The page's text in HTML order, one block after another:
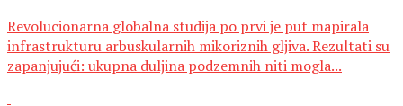
Revolucionarna globalna studija po prvi je put mapirala
infrastrukturu arbuskularnih mikoriznih gljiva. Rezultati su
zapanjujući: ukupna duljina podzemnih niti mogla...